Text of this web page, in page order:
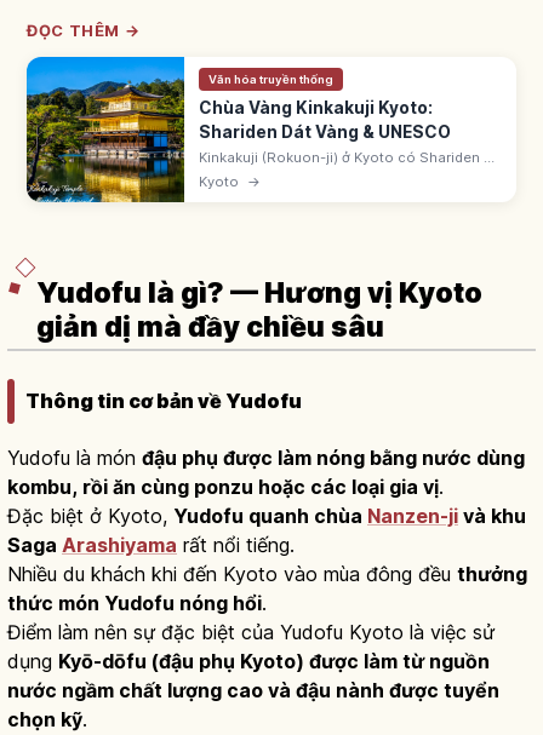
ĐỌC THÊM →
Văn hóa truyền thống
Chùa Vàng Kinkakuji Kyoto:
Shariden Dát Vàng & UNESCO
Kinkakuji (Rokuon-ji) ở Kyoto có Shariden 3
tầng dát lá vàng, do Ashikaga Yoshimitsu
xây thời Muromachi. Di sản UNESCO 1994.
Kyoto →
Yudofu là gì? — Hương vị Kyoto
giản dị mà đầy chiều sâu
Thông tin cơ bản về Yudofu
Yudofu là món đậu phụ được làm nóng bằng nước dùng
kombu, rồi ăn cùng ponzu hoặc các loại gia vị.
Đặc biệt ở Kyoto, Yudofu quanh chùa Nanzen-ji và khu
Saga Arashiyama rất nổi tiếng.
Nhiều du khách khi đến Kyoto vào mùa đông đều thưởng
thức món Yudofu nóng hổi.
Điểm làm nên sự đặc biệt của Yudofu Kyoto là việc sử
dụng Kyō-dōfu (đậu phụ Kyoto) được làm từ nguồn
nước ngầm chất lượng cao và đậu nành được tuyển
chọn kỹ.